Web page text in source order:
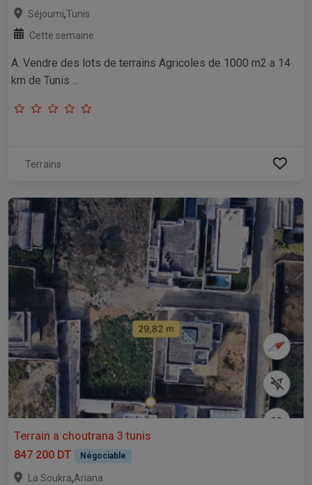
Séjoumi,Tunis
Cette semaine
A. Vendre des lots de terrains Agricoles de 1000 m2 a 14
km de Tunis ...
Terrains
Terrain a choutrana 3 tunis
847 200 DT
Négociable
La Soukra,Ariana